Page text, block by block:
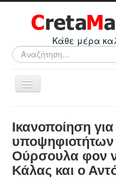
Κάθε μέρα
Αναζήτηση...
Εναλλαγή
πλοήγησης
Οικονομικά
Κρήτη
Ελλάδα
Ικανοποίηση
υποψηφιοτήτων
Ούρσουλα φον
Κάλας και ο